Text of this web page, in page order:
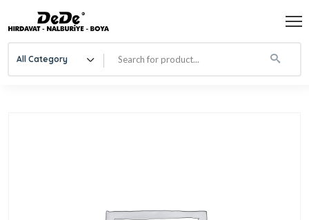
All Category